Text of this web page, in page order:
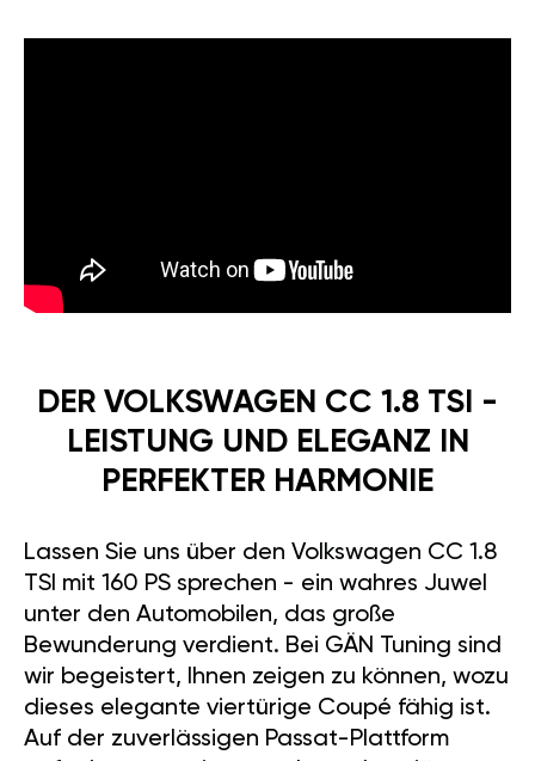
DER VOLKSWAGEN CC 1.8 TSI -
LEISTUNG UND ELEGANZ IN
PERFEKTER HARMONIE
Lassen Sie uns über den Volkswagen CC 1.8
TSI mit 160 PS sprechen - ein wahres Juwel
unter den Automobilen, das große
Bewunderung verdient. Bei GÄN Tuning sind
wir begeistert, Ihnen zeigen zu können, wozu
dieses elegante viertürige Coupé fähig ist.
Auf der zuverlässigen Passat-Plattform